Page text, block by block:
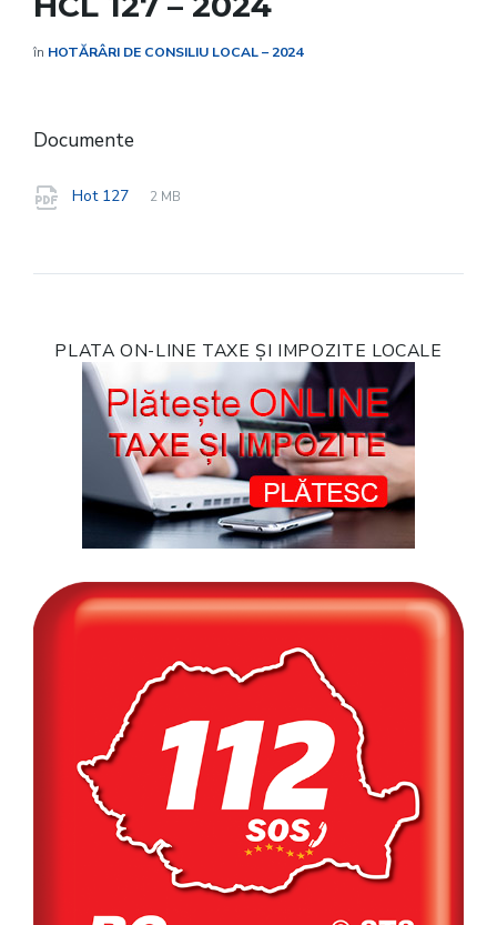
în HOTĂRÂRI DE CONSILIU LOCAL – 2024
Documente
Hot 127
File
pdf
File
2 MB
PLATA ON-LINE TAXE ȘI IMPOZITE LOCALE